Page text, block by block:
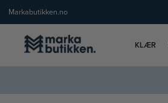
Markabutikken.no
KLÆR